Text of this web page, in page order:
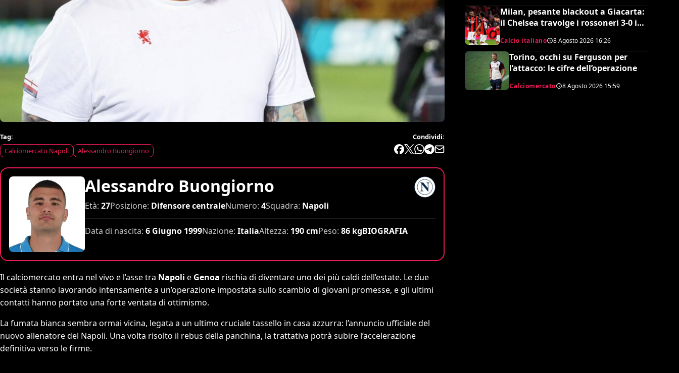
Tag:
Calciomercato Napoli
Alessandro Buongiorno
Condividi:
Alessandro Buongiorno
Età: 27Posizione: Difensore centraleNumero: 4Squadra: Napoli
Data di nascita: 6 Giugno 1999Nazione: ItaliaAltezza: 190 cmPeso: 86 kgBIOGRAFIA
Il calciomercato entra nel vivo e l’asse tra Napoli e Genoa rischia di diventare uno dei più caldi dell’estate. Le due
società stanno lavorando intensamente a un’operazione impostata sullo scambio di giovani promesse, e gli ultimi
contatti hanno portato una forte ventata di ottimismo.
La fumata bianca sembra ormai vicina, legata a un ultimo cruciale tassello in casa azzurra: l’annuncio ufficiale del
nuovo allenatore del Napoli. Una volta risolto il rebus della panchina, la trattativa potrà subire l’accelerazione
definitiva verso le firme.
Milan, pesante blackout a Giacarta:
il Chelsea travolge i rossoneri 3-0 in
amichevole
Calcio italiano 8 Agosto 2026 16:26
Torino, occhi su Ferguson per
l’attacco: le cifre dell’operazione
Calciomercato 8 Agosto 2026 15:59